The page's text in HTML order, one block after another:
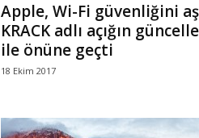
Apple, Wi-Fi güvenliğini
KRACK adlı açığın
ile önüne geçti
18 Ekim 2017